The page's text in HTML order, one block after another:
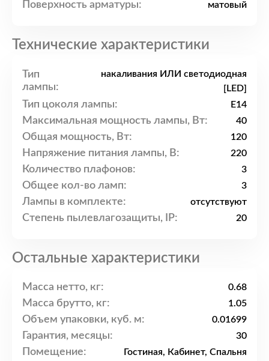
Поверхность арматуры: матовый
Технические характеристики
Тип
лампы:
накаливания ИЛИ светодиодная
[LED]
Тип цоколя лампы: E14
Максимальная мощность лампы, Вт: 40
Общая мощность, Вт: 120
Напряжение питания лампы, В: 220
Количество плафонов: 3
Общее кол-во ламп: 3
Лампы в комплекте: отсутствуют
Степень пылевлагозащиты, IP: 20
Остальные характеристики
Масса нетто, кг: 0.68
Масса брутто, кг: 1.05
Объем упаковки, куб. м: 0.01699
Гарантия, месяцы: 30
Помещение: Гостиная, Кабинет, Спальня